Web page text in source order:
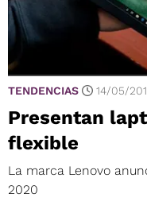
TENDENCIAS 14/05/
Presentan
flexible
La marca Lenovo
2020